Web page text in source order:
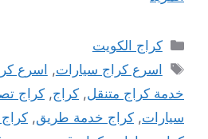
التصنيفات
كراج الكويت
الوسوم
اسرع كراج سيارات, اسرع
خدمة كراج متنقل, كراج, كراج
سيارات, كراج خدمة طريق,